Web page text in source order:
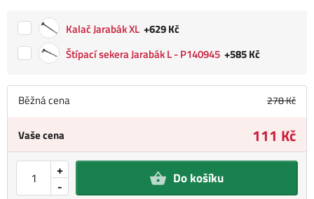
Běžná cena 278 Kč
Vaše cena 111 Kč
-
+ Do košíku
Kalač Jarabák XL +629 Kč
Štípací sekera Jarabák L - P140945 +585 Kč